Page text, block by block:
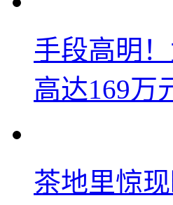
手段高明
高达169万
茶地里惊